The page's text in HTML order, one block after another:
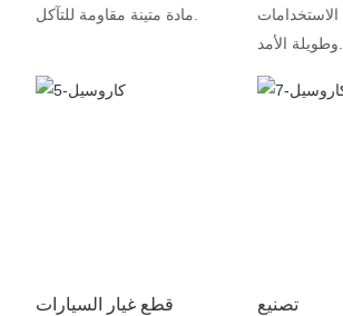
قطع غيار السيارات تصنيع